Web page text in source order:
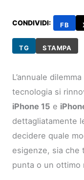
CONDIVIDI: FB
TG STAMPA
L’annuale
tecnologia si
iPhone 15 e
dettagliatamente
decidere quale
esigenze, sia che
punta o un ottimo